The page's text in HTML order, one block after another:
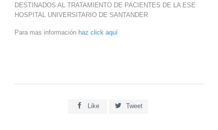
DESTINADOS AL TRATAMIENTO DE PACIENTES DE LA ESE
HOSPITAL UNIVERSITARIO DE SANTANDER
Para mas información haz click aquí
 Like  Tweet